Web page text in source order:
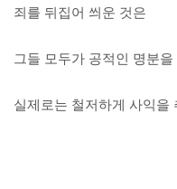
죄를 뒤집어 씌운 것은
그들 모두가 공적인 명분
실제로는 철저하게 사익을